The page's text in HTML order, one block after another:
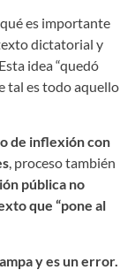
es importante
dictatorial y
Esta idea “quedó
tal es todo aquello
de inflexión con
, proceso también
pública no
que “pone al
y es un error.